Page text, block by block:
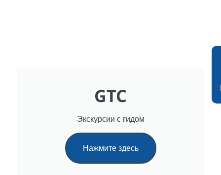
GTC
Экскурсии с гидом
Нажмите здесь